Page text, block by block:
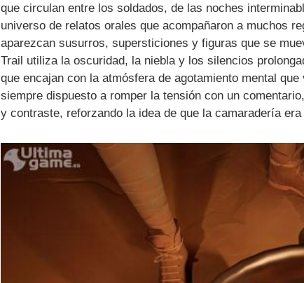
que circulan entre los soldados, de las noches
universo de relatos orales que acompañaron a muchos
aparezcan susurros, supersticiones y figuras que se
Trail utiliza la oscuridad, la niebla y los silencios
que encajan con la atmósfera de agotamiento mental
siempre dispuesto a romper la tensión con un
y contraste, reforzando la idea de que la camaradería